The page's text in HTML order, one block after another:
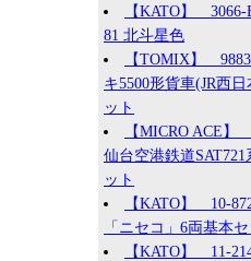
【KATO】
81 北斗星色
【TOMIX】
キ5500形貨車(JR西
ット
【MICRO ACE
仙台空港鉄道
ット
【KATO】 10-
「ニセコ」6両基本セ
【KATO】 11-